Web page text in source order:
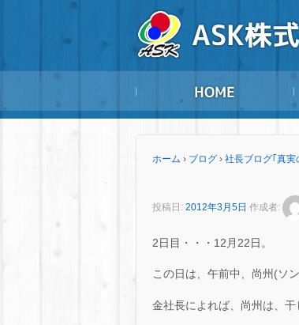
ホーム › ブログ › 社長ブログ｢真実
投稿日: 2012年3月5日 作成者:
2日目・・・12月22日。
この日は、午前中、尚州(ソ
金社長によれば、尚州は、